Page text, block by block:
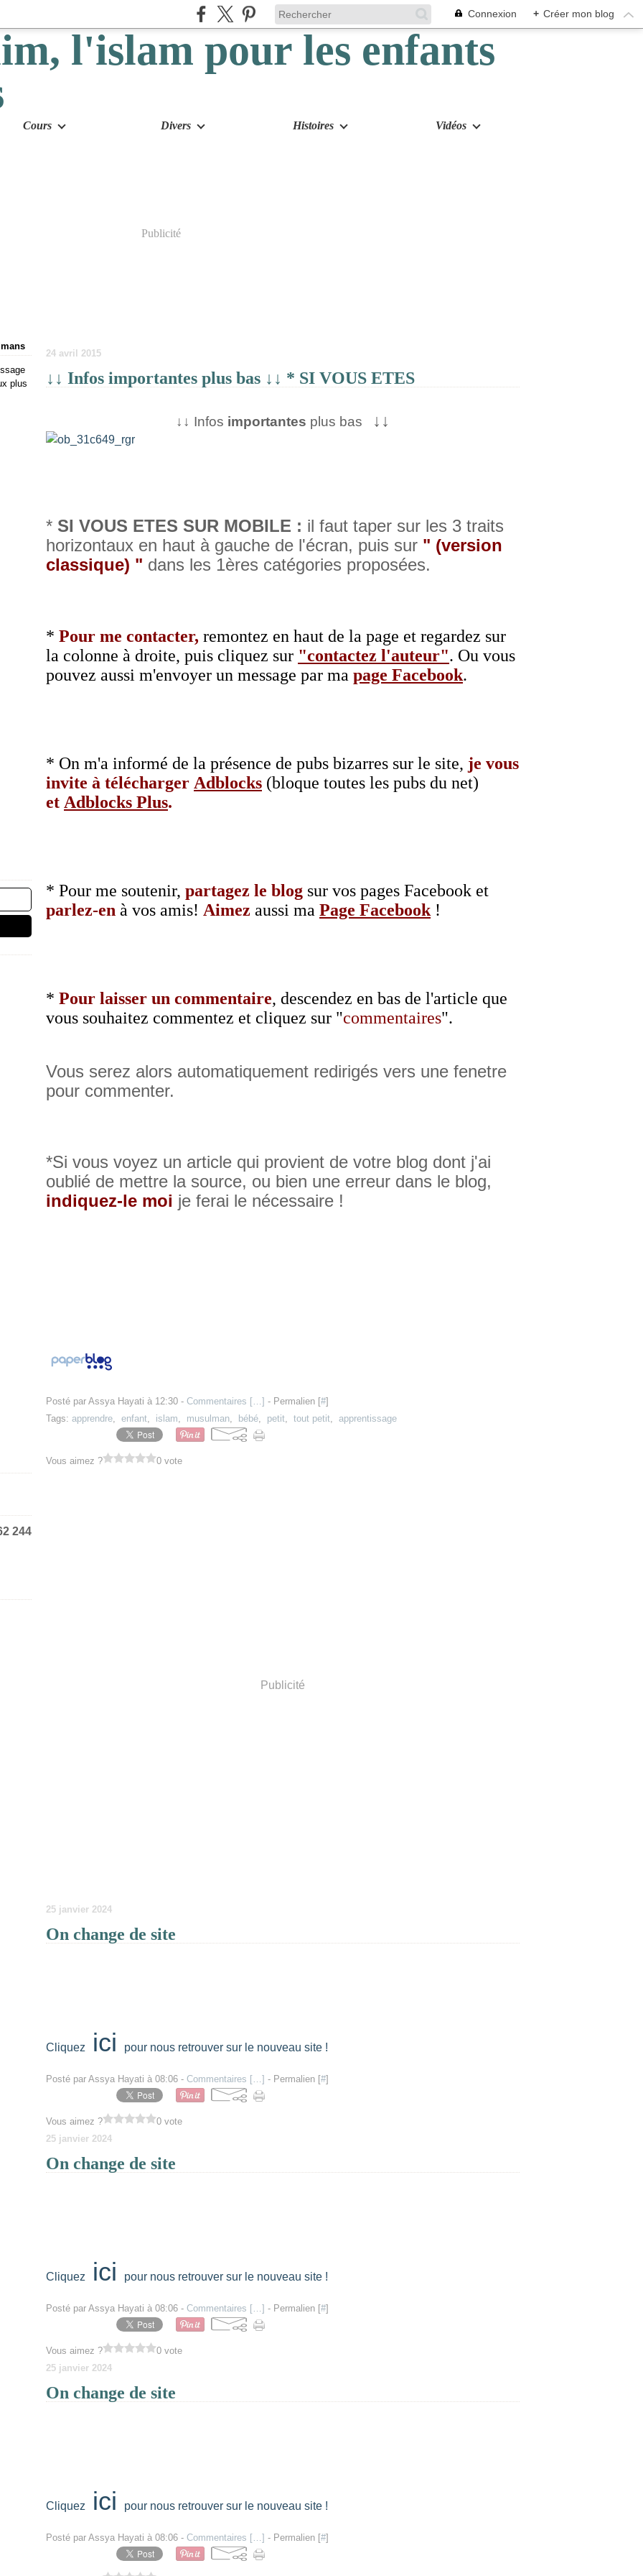
Connexion + Créer mon blog
Cours Divers Histoires Vidéos
Publicité
plus
244
24 avril 2015
↓↓ Infos importantes plus bas ↓↓ * SI VOUS ETES
↓ ↓ Infos importantes plus bas ↓ ↓
* SI VOUS ETES SUR MOBILE : il faut taper sur les 3 traits
horizontaux en haut à gauche de l'écran, puis sur " (version
classique) " dans les 1ères catégories proposées.
* Pour me contacter, remontez en haut de la page et regardez sur
la colonne à droite, puis cliquez sur "contactez l'auteur". Ou vous
pouvez aussi m'envoyer un message par ma page Facebook.
* On m'a informé de la présence de pubs bizarres sur le site, je vous
invite à télécharger Adblocks (bloque toutes les pubs du net)
et Adblocks Plus.
* Pour me soutenir, partagez le blog sur vos pages Facebook et
parlez-en à vos amis! Aimez aussi ma Page Facebook !
* Pour laisser un commentaire, descendez en bas de l'article que
vous souhaitez commentez et cliquez sur "commentaires".
Vous serez alors automatiquement redirigés vers une fenetre
pour commenter.
*Si vous voyez un article qui provient de votre blog dont j'ai
oublié de mettre la source, ou bien une erreur dans le blog,
indiquez-le moi je ferai le nécessaire !
Posté par Assya Hayati à 12:30 - Commentaires […] - Permalien [#]
Tags: apprendre, enfant, islam, musulman, bébé, petit, tout petit, apprentissage
Vous aimez ? 0 vote
Publicité
25 janvier 2024
On change de site
Cliquez ici pour nous retrouver sur le nouveau site !
Posté par Assya Hayati à 08:06 - Commentaires […] - Permalien [#]
Vous aimez ?
0 vote
25 janvier 2024
On change de site
Cliquez ici pour nous retrouver sur le nouveau site !
Posté par Assya Hayati à 08:06 - Commentaires […] - Permalien [#]
Vous aimez ?
0 vote
25 janvier 2024
On change de site
Cliquez ici pour nous retrouver sur le nouveau site !
Posté par Assya Hayati à 08:06 - Commentaires […] - Permalien [#]